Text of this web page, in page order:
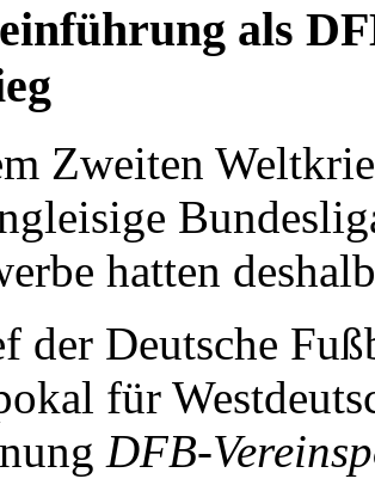
als
Zweiten
hatten
der Deutsche
für
DFB-